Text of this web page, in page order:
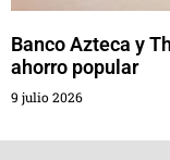
Banco Azteca y
ahorro popular
9 julio 2026